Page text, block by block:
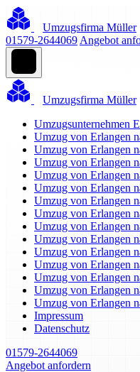
Umzugsfirma Müller
01579-2644069 Angebot
Umzugsfirma Müller
Umzugsunternehmen
Umzug von Erlangen
Umzug von Erlangen
Umzug von Erlangen
Umzug von Erlangen
Umzug von Erlangen
Umzug von Erlangen
Umzug von Erlangen
Umzug von Erlangen
Umzug von Erlangen
Umzug von Erlangen
Umzug von Erlangen
Umzug von Erlangen
Umzug von Erlangen
Umzug von Erlangen
Impressum
Datenschutz
01579-2644069
Angebot anfordern